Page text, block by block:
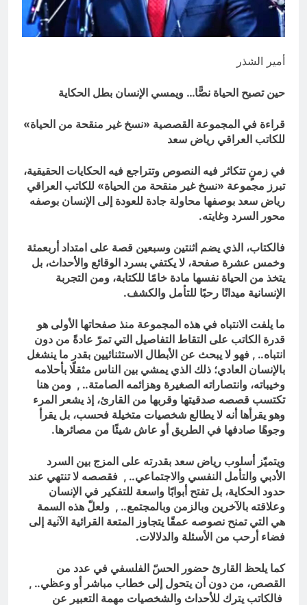
اليمن نار حمرا ويل غازيها
10 ساعات Ago
أمير الشذر
حين تصبح الحياة نصًّا… ويمسي الإنسان بطل الحكاية
قراءة في المجموعة القصصية «نسخ غير منقحة من الحياة»
للكاتب العراقي رياض سعد
في زمنٍ تتكاثر فيه النصوص وتتراجع فيه الحكايات الحقيقية،
تبرز مجموعة «نسخ غير منقحة من الحياة» للكاتب العراقي
رياض سعد بوصفها محاولة جادة للعودة إلى الإنسان بوصفه
محور السرد وغايته.
فالكتاب، الذي يضم اثنتين وسبعين قصة على امتداد أربعمئة
وخمس عشرة صفحة، لا يكتفي بسرد الوقائع والأحداث، بل
يتخذ من الحياة نفسها مادة خامًا للكتابة، ومن التجربة
الإنسانية ميدانًا رحبًا للتأمل والكشف.
ما يلفت الانتباه في هذه المجموعة منذ صفحاتها الأولى هو
قدرة الكاتب على التقاط التفاصيل التي تمرّ عادةً من دون
انتباه.. , فهو لا يبحث عن الأبطال الاستثنائيين بقدر ما ينشغل
بالإنسان العادي؛ ذلك الذي يمشي بين الناس مثقلًا بأحلامه
وخيباته، وانتصاراته الصغيرة وهزائمه الصامتة.. , ومن هنا
تكتسب قصصه صدقيتها وقربها من القارئ، إذ يشعر المرء
وهو يقرأها أنه لا يطالع شخصيات متخيلة فحسب، بل يقرأ
وجوهًا صادفها في الطريق أو عاش شيئًا من مصائرها.
ويتميّز أسلوب رياض سعد بقدرته على المزج بين السرد
الأدبي والتأمل النفسي والاجتماعي.. , فقصصه لا تنتهي عند
حدود الحكاية، بل تفتح أبوابًا واسعة للتفكير في الإنسان
وعلاقته بالآخرين وبالزمن وبالمجتمع.. , ولعلّ هذه السمة
هي التي تمنح نصوصه عمقًا يتجاوز المتعة القرائية الآنية إلى
فضاء أرحب من الأسئلة والدلالات.
كما يلحظ القارئ حضور الحسّ الفلسفي في عدد من
القصص، من دون أن يتحول إلى خطاب مباشر أو وعظي.. ,
فالكاتب يترك للأحداث والشخصيات مهمة التعبير عن